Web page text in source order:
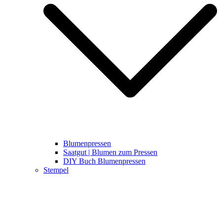
Blumenpressen
Saatgut | Blumen zum Pressen
DIY Buch Blumenpressen
Stempel